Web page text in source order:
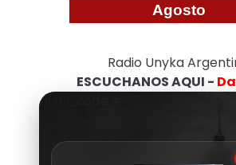
Agosto
Radio Unyka
ESCUCHANOS AQUI -